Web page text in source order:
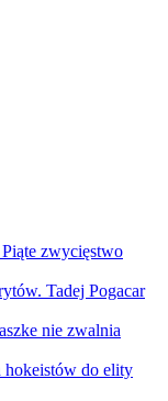
zwycięstwo
Tadej Pogacar
nie zwalnia
hokeistów do elity